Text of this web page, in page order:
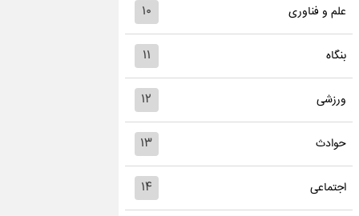
علم و فناوری ۱۰
بنگاه ۱۱
ورزشی ۱۲
حوادث ۱۳
اجتماعی ۱۴